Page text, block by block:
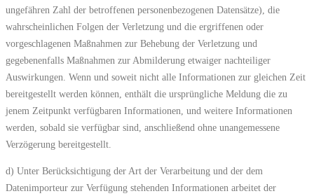
ungefähren Zahl der betroffenen personenbezogenen Datensätze), die
wahrscheinlichen Folgen der Verletzung und die ergriffenen oder
vorgeschlagenen Maßnahmen zur Behebung der Verletzung und
gegebenenfalls Maßnahmen zur Abmilderung etwaiger nachteiliger
Auswirkungen. Wenn und soweit nicht alle Informationen zur gleichen Zeit
bereitgestellt werden können, enthält die ursprüngliche Meldung die zu
jenem Zeitpunkt verfügbaren Informationen, und weitere Informationen
werden, sobald sie verfügbar sind, anschließend ohne unangemessene
Verzögerung bereitgestellt.
d) Unter Berücksichtigung der Art der Verarbeitung und der dem
Datenimporteur zur Verfügung stehenden Informationen arbeitet der